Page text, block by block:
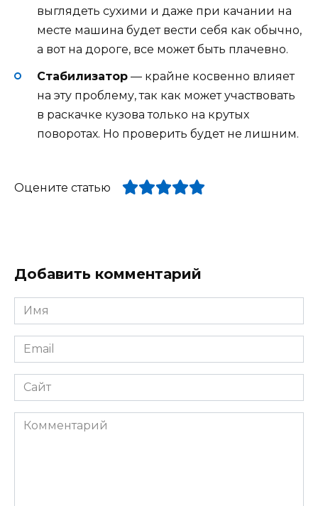
выглядеть сухими и даже при качании на
месте машина будет вести себя как обычно,
а вот на дороге, все может быть плачевно.
Стабилизатор — крайне косвенно влияет
на эту проблему, так как может участвовать
в раскачке кузова только на крутых
поворотах. Но проверить будет не лишним.
Оцените статью
Добавить комментарий
Имя
*
Email
*
Сайт
Комментарий